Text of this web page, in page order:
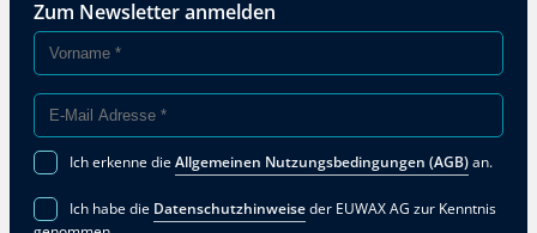
Zum Newsletter anmelden
Ich erkenne dieAllgemeinen Nutzungsbedingungen (AGB)an.
Ich habe die Datenschutzhinweiseder EUWAX AG zur Kenntnis